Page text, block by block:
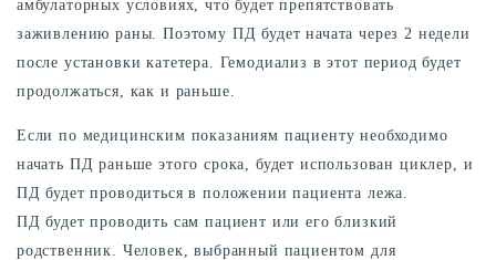
амбулаторных условиях, что будет препятствовать
заживлению раны. Поэтому ПД будет начата через 2 недели
после установки катетера. Гемодиализ в этот период будет
продолжаться, как и раньше.
Если по медицинским показаниям пациенту необходимо
начать ПД раньше этого срока, будет использован циклер, и
ПД будет проводиться в положении пациента лежа.
ПД будет проводить сам пациент или его близкий
родственник. Человек, выбранный пациентом для